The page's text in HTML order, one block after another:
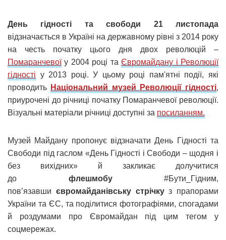
День гідності та свободи
21 листопада
відзначається в Україні на державному рівні з 2014 року
на честь початку цього дня двох революцій –
Помаранчевоїу 2004 році таЄвромайдану і Революції
гідності у 2013 році. У цьому році пам'ятні події, які
проводить Національний музей Революції гідності,
приурочені до річниці початку Помаранчевої революції.
Візуальні матеріали річниці доступні за посиланням.
Музей Майдану пропонує відзначати День Гідності та
Свободи під гаслом «День Гідності і Свободи – щодня і
без вихідних» й закликає долучитися
до флешмобу#Бути_Гідним,
пов’язавши євромайданівську стрічкуз прапорами
України та ЄС, та поділитися фотографіями, спогадами
й роздумами про Євромайдан під цим тегом у
соцмережах.